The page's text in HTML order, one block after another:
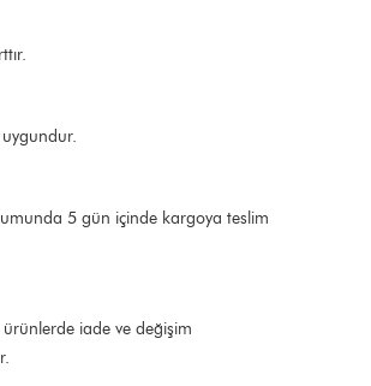
uygundur.
5 gün içinde kargoya teslim
ürünlerde iade ve değişim